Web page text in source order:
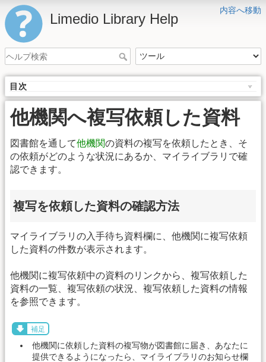
内容へ移動
Limedio Library Help
目次
他機関へ複写依頼した資料
図書館を通して他機関の資料の複写を依頼したとき、そ
の依頼がどのような状況にあるか、マイライブラリで確
認できます。
複写を依頼した資料の確認方法
マイライブラリの入手待ち資料欄に、他機関に複写依頼
した資料の件数が表示されます。
他機関に複写依頼中の資料のリンクから、複写依頼した
資料の一覧、複写依頼の状況、複写依頼した資料の情報
を参照できます。
補足
他機関に依頼した資料の複写物が図書館に届き、あなたに
提供できるようになったら、マイライブラリのお知らせ欄